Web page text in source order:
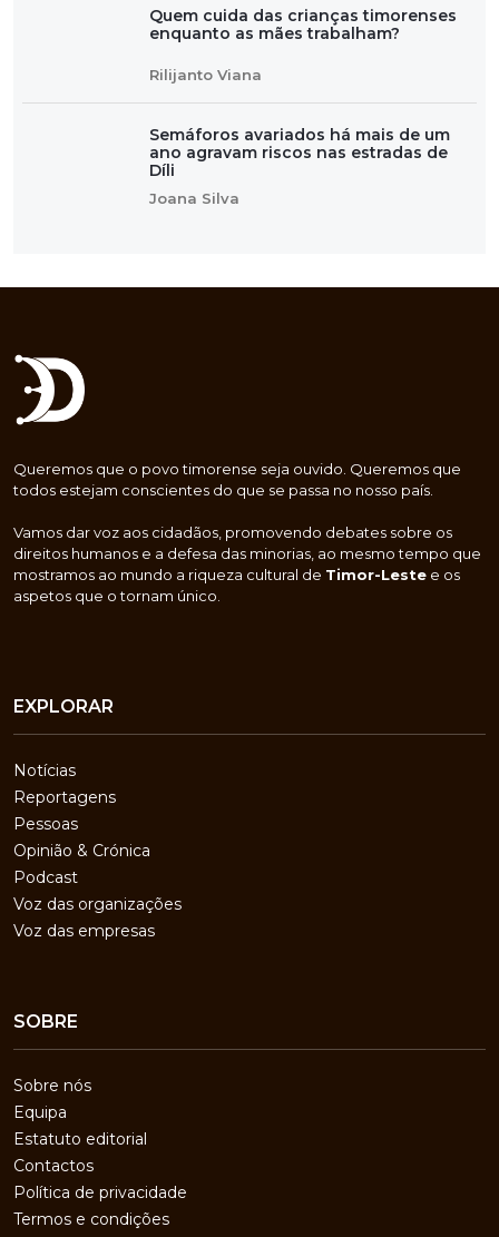
Quem cuida das crianças timorenses
enquanto as mães trabalham?
Rilijanto Viana
Semáforos avariados há mais de um
ano agravam riscos nas estradas de
Díli
Joana Silva
Queremos que o povo timorense seja ouvido. Queremos que
todos estejam conscientes do que se passa no nosso país.
Vamos dar voz aos cidadãos, promovendo debates sobre os
direitos humanos e a defesa das minorias, ao mesmo tempo que
mostramos ao mundo a riqueza cultural de Timor-Leste e os
aspetos que o tornam único.
EXPLORAR
Notícias
Reportagens
Pessoas
Opinião & Crónica
Podcast
Voz das organizações
Voz das empresas
SOBRE
Sobre nós
Equipa
Estatuto editorial
Contactos
Política de privacidade
Termos e condições